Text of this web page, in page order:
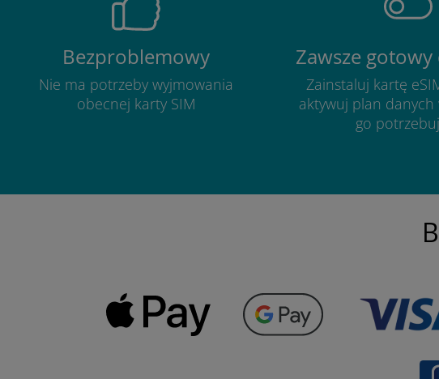
Bezproblemowy
Nie ma potrzeby wyjmowania
obecnej karty SIM
Zawsze gotowy
Zainstaluj kartę
aktywuj plan danych
go